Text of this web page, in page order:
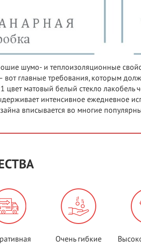
шумо- и теплоизоляционные
вот главные требования, которым
цвет матовый белый стекло
интенсивное ежедневное
вписывается во многие
Очень гибкие